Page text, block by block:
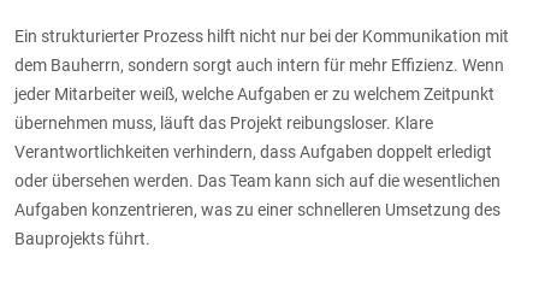
Ein strukturierter Prozess hilft nicht nur bei der Kommunikation mit
dem Bauherrn, sondern sorgt auch intern für mehr Effizienz. Wenn
jeder Mitarbeiter weiß, welche Aufgaben er zu welchem Zeitpunkt
übernehmen muss, läuft das Projekt reibungsloser. Klare
Verantwortlichkeiten verhindern, dass Aufgaben doppelt erledigt
oder übersehen werden. Das Team kann sich auf die wesentlichen
Aufgaben konzentrieren, was zu einer schnelleren Umsetzung des
Bauprojekts führt.